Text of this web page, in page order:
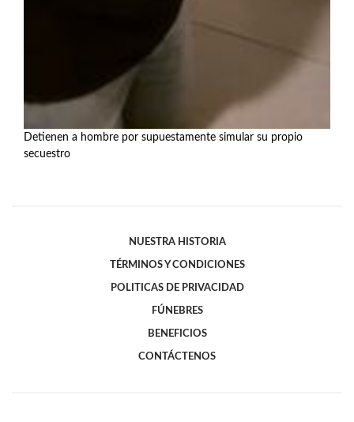
Detienen a hombre por supuestamente simular su propio
secuestro
NUESTRA HISTORIA
TÉRMINOS Y CONDICIONES
POLITICAS DE PRIVACIDAD
FÚNEBRES
BENEFICIOS
CONTÁCTENOS